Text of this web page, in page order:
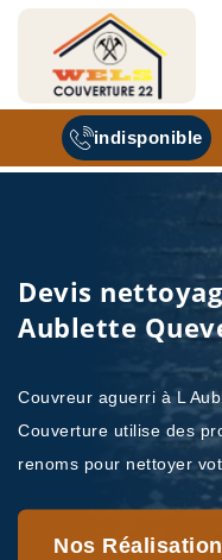
indisponible
Devis
Aublette
Couvreur aguerri à L
Couverture utilise des
renoms pour nettoyer
Nos